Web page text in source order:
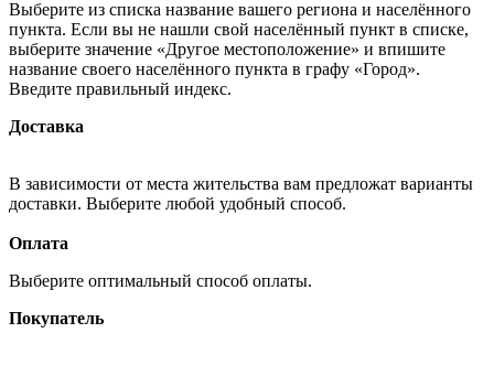
Выберите из списка название вашего региона и населённого
пункта. Если вы не нашли свой населённый пункт в списке,
выберите значение «Другое местоположение» и впишите
название своего населённого пункта в графу «Город».
Введите правильный индекс.
Доставка
В зависимости от места жительства вам предложат варианты
доставки. Выберите любой удобный способ.
Оплата
Выберите оптимальный способ оплаты.
Покупатель